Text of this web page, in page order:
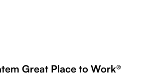
Great Place to Work®